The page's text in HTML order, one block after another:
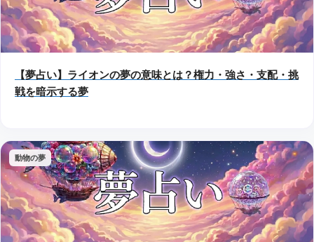
【夢占い】ライオンの夢の意味とは？権力・強さ・支配・挑
戦を暗示する夢
動物の夢